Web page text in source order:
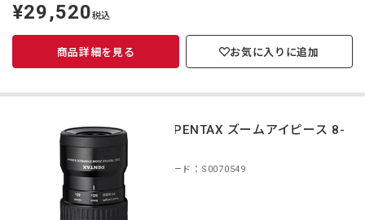
定
価
¥29,520税込
商品詳細を見る お気に入りに追加
smc PENTAX ズームアイピース 8-
商品コード：S0070549